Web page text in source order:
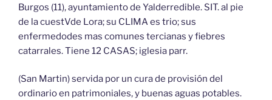
Burgos (11), ayuntamiento de Yalderredible. SIT. al pie
de la cuestVde Lora; su CLIMA es trio; sus
enfermedodes mas comunes tercianas y fiebres
catarrales. Tiene 12 CASAS; iglesia parr.
(San Martin) servida por un cura de provisión del
ordinario en patrimoniales, y buenas aguas potables.